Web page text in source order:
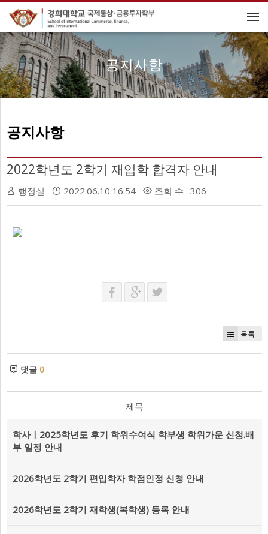
메뉴 건너뛰기
공지사항
공지사항
2022학년도 2학기 재입학 합격자 안내
행정실 2022.06.10 16:54 조회 수 : 306
목록
댓글 0
제목
학사ㅣ2025학년도 후기 학위수여식 학부생 학위가운 신청.배
부 일정 안내
2026학년도 2학기 편입학자 학점인정 신청 안내
2026학년도 2학기 재학생(복학생) 등록 안내